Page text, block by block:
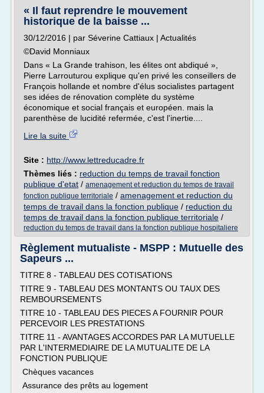
« Il faut reprendre le mouvement
historique de la baisse ...
30/12/2016 | par Séverine Cattiaux | Actualités
©David Monniaux
Dans « La Grande trahison, les élites ont abdiqué »,
Pierre Larrouturou explique qu'en privé les conseillers de
François hollande et nombre d'élus socialistes partagent
ses idées de rénovation complète du système
économique et social français et européen. mais la
parenthèse de lucidité refermée, c'est l'inertie....
Lire la suite
Site : http://www.lettreducadre.fr
Thèmes liés : reduction du temps de travail fonction
publique d'etat / amenagement et reduction du temps de travail
fonction publique territoriale / amenagement et reduction du
temps de travail dans la fonction publique / reduction du
temps de travail dans la fonction publique territoriale /
reduction du temps de travail dans la fonction publique hospitaliere
Règlement mutualiste - MSPP : Mutuelle des
Sapeurs ...
TITRE 8 - TABLEAU DES COTISATIONS
TITRE 9 - TABLEAU DES MONTANTS OU TAUX DES
REMBOURSEMENTS
TITRE 10 - TABLEAU DES PIECES A FOURNIR POUR
PERCEVOIR LES PRESTATIONS
TITRE 11 - AVANTAGES ACCORDES PAR LA MUTUELLE
PAR L'INTERMEDIAIRE DE LA MUTUALITE DE LA
FONCTION PUBLIQUE
Chèques vacances
Assurance des prêts au logement